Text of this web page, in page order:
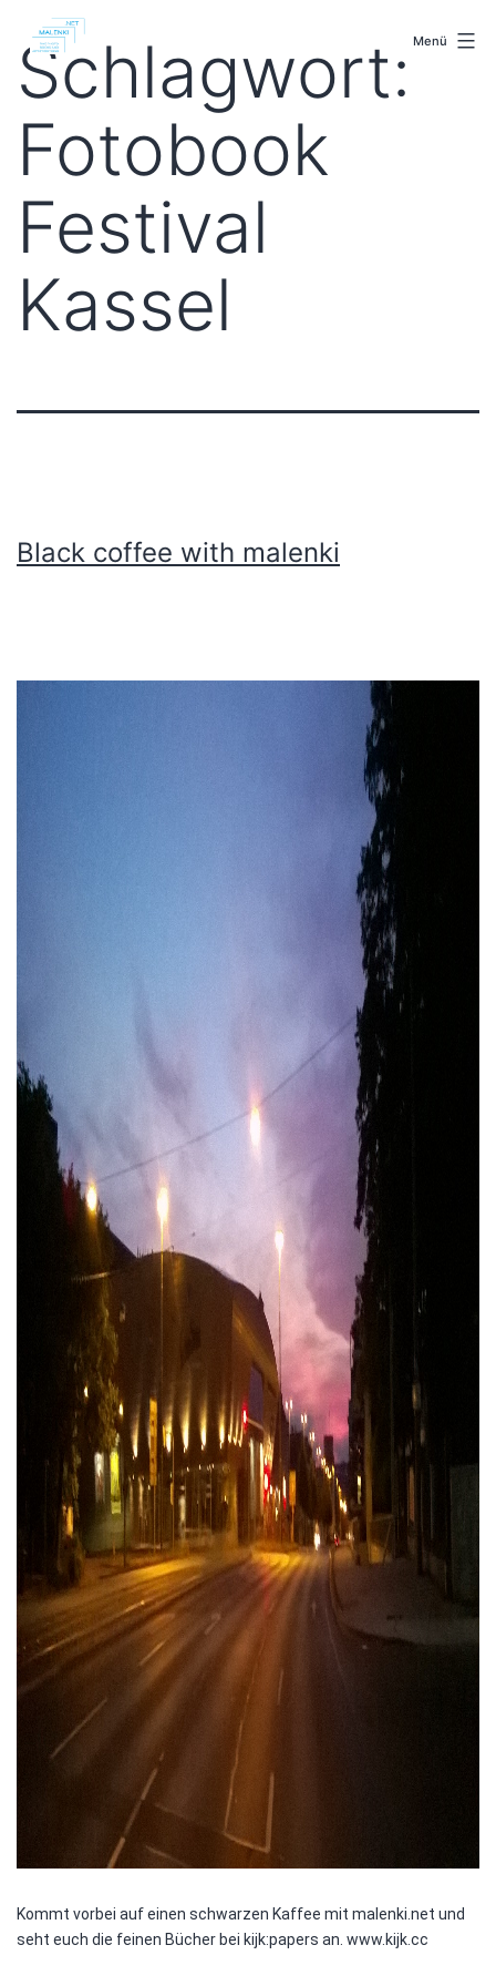
Inhalt
springen
Menü
Schlagwort:
Fotobook
Festival
Kassel
Black coffee with malenki
Kommt vorbei auf einen schwarzen Kaffee mit malenki.net und
seht euch die feinen Bücher bei kijk:papers an. www.kijk.cc